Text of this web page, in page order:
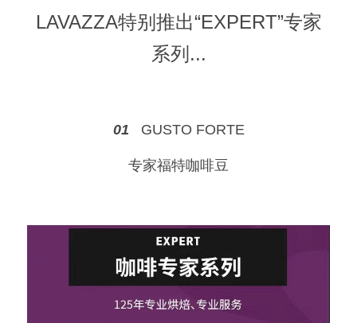
LAVAZZA特别推出“EXPERT”专家
系列...
01 GUSTO FORTE
专家福特咖啡豆